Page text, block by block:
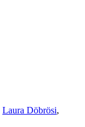
Laura Döbrösi,